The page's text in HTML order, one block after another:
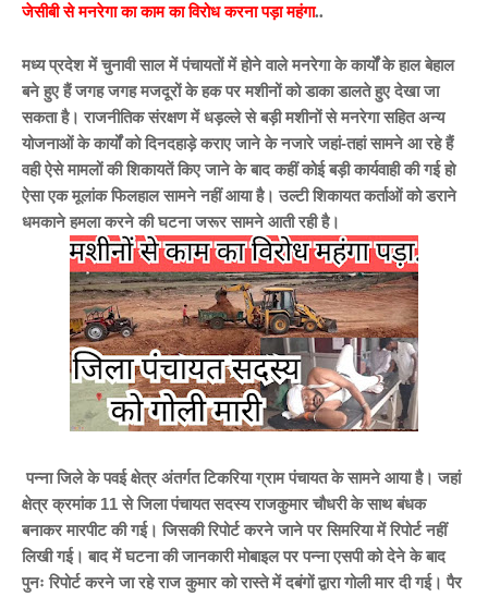
जेसीबी से मनरेगा का काम का विरोध करना पड़ा महंगा..
मध्य प्रदेश में चुनावी साल में पंचायतों में होने वाले मनरेगा के कार्यों के हाल बेहाल
बने हुए हैं जगह जगह मजदूरों के हक पर मशीनों को डाका डालते हुए देखा जा
सकता है। राजनीतिक संरक्षण में धड़ल्ले से बड़ी मशीनों से मनरेगा सहित अन्य
योजनाओं के कार्यों को दिनदहाड़े कराए जाने के नजारे जहां-तहां सामने आ रहे हैं
वही ऐसे मामलों की शिकायतें किए जाने के बाद कहीं कोई बड़ी कार्यवाही की गई हो
ऐसा एक मूलांक फिलहाल सामने नहीं आया है। उल्टी शिकायत कर्ताओं को डराने
धमकाने हमला करने की घटना जरूर सामने आती रही है।
पन्ना जिले के पवई क्षेत्र अंतर्गत टिकरिया ग्राम पंचायत के सामने आया है। जहां
क्षेत्र क्रमांक 11 से जिला पंचायत सदस्य राजकुमार चौधरी के साथ बंधक
बनाकर मारपीट की गई। जिसकी रिपोर्ट करने जाने पर सिमरिया में रिपोर्ट नहीं
लिखी गई। बाद में घटना की जानकारी मोबाइल पर पन्ना एसपी को देने के बाद
पुनः रिपोर्ट करने जा रहे राज कुमार को रास्ते में दबंगों द्वारा गोली मार दी गई। पैर